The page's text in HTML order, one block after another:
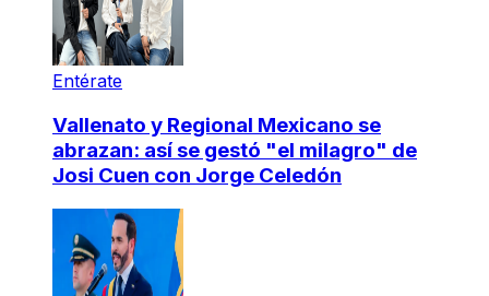
Entérate
Vallenato y Regional Mexicano se
abrazan: así se gestó "el milagro" de
Josi Cuen con Jorge Celedón